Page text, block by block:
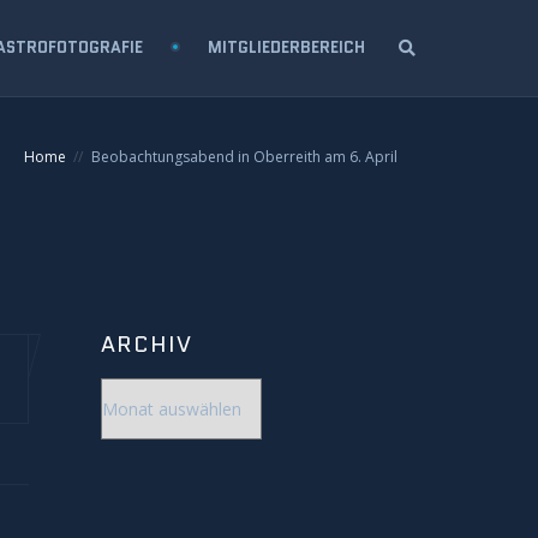
MITGLIEDERBEREICH
Home Beobachtungsabend in Oberreith am 6. April
ARCHIV